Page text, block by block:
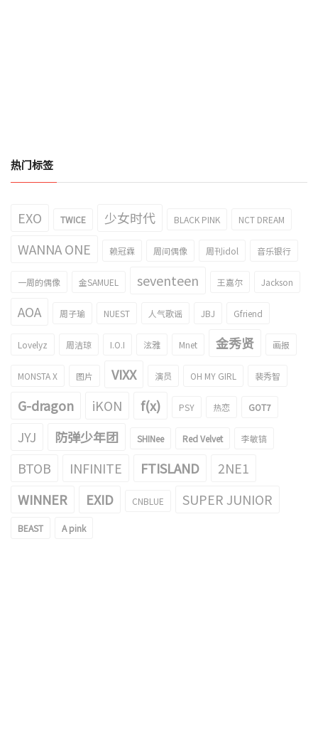
热门标签
EXO TWICE 少女时代 BLACK PINK NCT DREAM
WANNA ONE 赖冠霖 周间偶像 周刊idol 音乐银行
一周的偶像 金SAMUEL seventeen 王嘉尔 Jackson
AOA 周子瑜 NUEST 人气歌谣 JBJ Gfriend
Lovelyz 周洁琼 I.O.I 泫雅 Mnet 金秀贤 画报
MONSTA X 图片 VIXX 演员 OH MY GIRL 裴秀智
G-dragon iKON f(x) PSY 热恋 GOT7
JYJ 防弹少年团 SHINee Red Velvet 李敏镐
BTOB INFINITE FTISLAND
2NE1
WINNER
EXID CNBLUE SUPER JUNIOR
BEAST A pink